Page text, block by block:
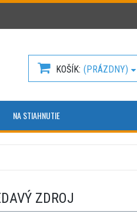
KOŠÍK (PRÁZDNY)
NA STIAHNUTIE
ZDROJ